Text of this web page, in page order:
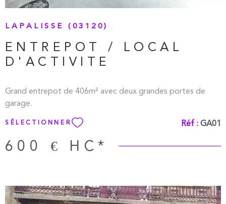
LAPALISSE (03120)
ENTREPOT / LOCAL
D'ACTIVITE
Grand entrepot de 406m² avec deux grandes portes de
garage.
SÉLECTIONNER Réf : GA01
600 € HC*